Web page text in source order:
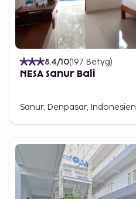
8.4/10(197 Betyg)
NESA Sanur Bali
Sanur, Denpasar, Indonesien